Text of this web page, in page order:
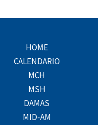
HOME
CALENDARIO
MCH
MSH
DAMAS
MID-AM